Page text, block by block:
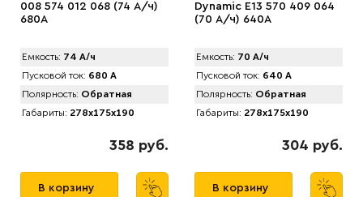
008 574 012 068 (74 А/ч)
680A
Емкость: 74 А/ч
Пусковой ток: 680 А
Полярность: Обратная
Габариты: 278x175x190
358 руб.
В корзину
Dynamic E13 570 409 064
(70 А/ч) 640А
Емкость: 70 А/ч
Пусковой ток: 640 А
Полярность: Обратная
Габариты: 278x175x190
304 руб.
В корзину